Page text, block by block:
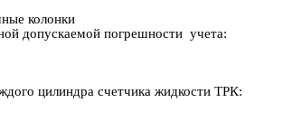
колонки
допускаемой погрешности учета:
цилиндра счетчика жидкости ТРК: